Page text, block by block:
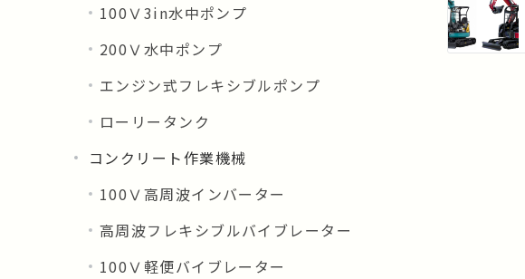
ョ
ン
100Ⅴ3in水中ポンプ
200Ⅴ水中ポンプ
エンジン式フレキシブルポンプ
ローリータンク
コンクリート作業機械
100Ⅴ高周波インバーター
高周波フレキシブルバイブレーター
100Ⅴ軽便バイブレーター